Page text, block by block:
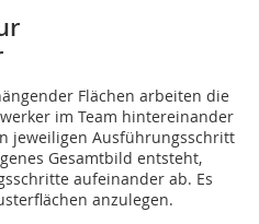
Flächen arbeiten die
im Team hintereinander
jeweiligen Ausführungsschritt
Gesamtbild entsteht,
aufeinander ab. Es
anzulegen.